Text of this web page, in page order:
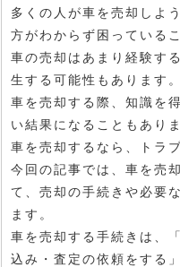
多くの人が車を売却しよ
方がわからず困っている
車の売却はあまり経験す
生する可能性もあります。
車を売却する際、知識を
い結果になることもありま
車を売却するなら、トラ
今回の記事では、車を売
て、売却の手続きや必要
ます。
車を売却する手続きは、
込み・査定の依頼をする